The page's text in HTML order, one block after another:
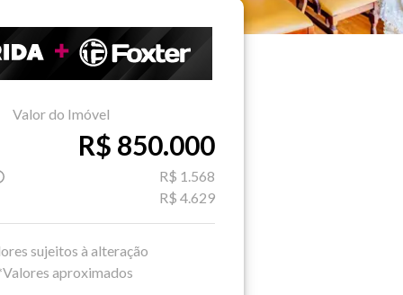
Valor do Imóvel
R$ 850.000
R$ 1.568
R$ 4.629
sujeitos à alteração
aproximados